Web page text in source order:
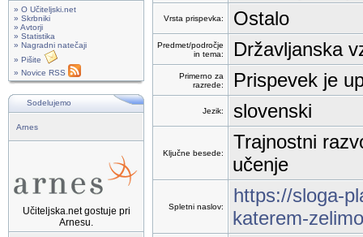
» O Učiteljski.net
» Skrbniki
» Avtorji
» Statistika
» Nagradni natečaji
» Pišite
» Novice RSS
Sodelujemo
Arnes
Učiteljska.net gostuje pri
Arnesu.
Vrsta prispevka: Ostalo
Predmet/področje
in tema:
Državljanska
Primerno za
razrede:
Prispevek je
Jezik: slovenski
Ključne besede:
Trajnostni
učenje
Spletni naslov:
https://sloga-
katerem-